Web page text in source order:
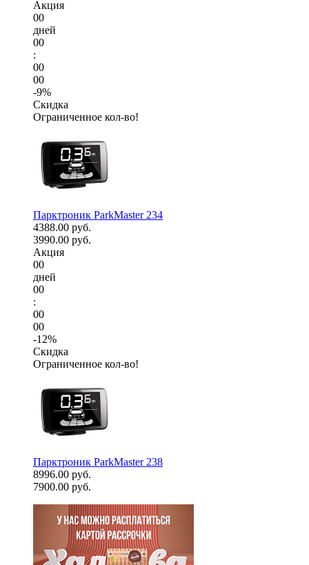
Акция
00
дней
00
:
00
00
-9%
Скидка
Ограниченное кол-во!
Парктроник ParkMaster 234
4388.00 руб.
3990.00 руб.
Акция
00
дней
00
:
00
00
-12%
Скидка
Ограниченное кол-во!
Парктроник ParkMaster 238
8996.00 руб.
7900.00 руб.